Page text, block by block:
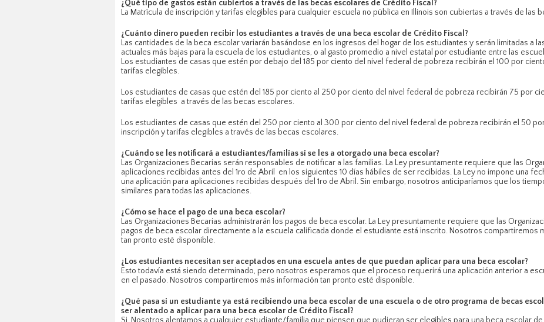
¿Qué tipo de gastos están cubiertos a través de las becas escolares de Crédito Fiscal?
La Matrícula de inscripción y tarifas elegibles para cualquier escuela no pública en Illinois son cubiertas a través de las
¿Cuánto dinero pueden recibir los estudiantes a través de una beca escolar de Crédito Fiscal?
Las cantidades de la beca escolar variarán basándose en los ingresos del hogar de los estudiantes y serán limitadas a
actuales más bajas para la escuela de los estudiantes, o al gasto promedio a nivel estatal por estudiante entre las
Los estudiantes de casas que estén por debajo del 185 por ciento del nivel federal de pobreza recibirán el 100 por
tarifas elegibles.
Los estudiantes de casas que estén del 185 por ciento al 250 por ciento del nivel federal de pobreza recibirán 75 por
tarifas elegibles a través de las becas escolares.
Los estudiantes de casas que estén del 250 por ciento al 300 por ciento del nivel federal de pobreza recibirán el 50
inscripción y tarifas elegibles a través de las becas escolares.
¿Cuándo se les notificará a estudiantes/familias si se les a otorgado una beca escolar?
Las Organizaciones Becarias serán responsables de notificar a las familias. La Ley presuntamente requiere que las
aplicaciones recibidas antes del 1ro de Abril en los siguientes 10 días hábiles de ser recibidas. La Ley no impone una
una aplicación para aplicaciones recibidas después del 1ro de Abril. Sin embargo, nosotros anticiparíamos que los
similares para todas las aplicaciones.
¿Cómo se hace el pago de una beca escolar?
Las Organizaciones Becarias administrarán los pagos de beca escolar. La Ley presuntamente requiere que las
pagos de beca escolar directamente a la escuela calificada donde el estudiante está inscrito. Nosotros compartiremos
tan pronto esté disponible.
¿Los estudiantes necesitan ser aceptados en una escuela antes de que puedan aplicar para una beca escolar?
Esto todavía está siendo determinado, pero nosotros esperamos que el proceso requerirá una aplicación anterior a
en el pasado. Nosotros compartiremos más información tan pronto esté disponible.
¿Qué pasa si un estudiante ya está recibiendo una beca escolar de una escuela o de otro programa de becas
ser alentado a aplicar para una beca escolar de Crédito Fiscal?
Si. Nosotros alentamos a cualquier estudiante/familia que piensen que pudieran ser elegibles para una beca escolar de